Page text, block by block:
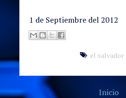
1 de Septiembre del 2012
el salvador
Inicio